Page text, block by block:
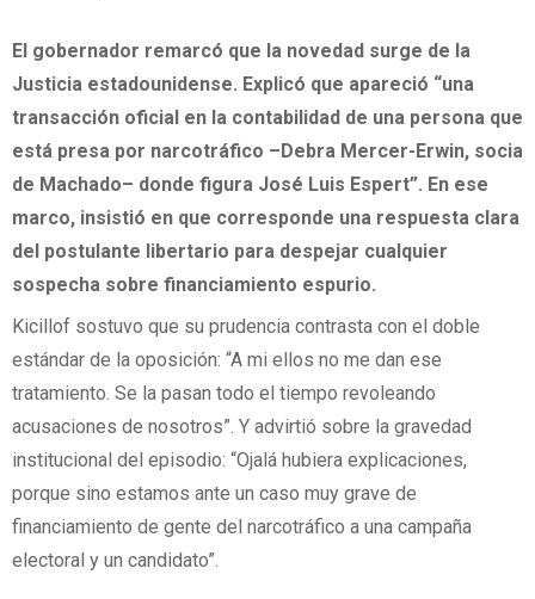
El gobernador remarcó que la novedad surge de la
Justicia estadounidense. Explicó que apareció “una
transacción oficial en la contabilidad de una persona que
está presa por narcotráfico –Debra Mercer-Erwin, socia
de Machado– donde figura José Luis Espert”. En ese
marco, insistió en que corresponde una respuesta clara
del postulante libertario para despejar cualquier
sospecha sobre financiamiento espurio.
Kicillof sostuvo que su prudencia contrasta con el doble
estándar de la oposición: “A mi ellos no me dan ese
tratamiento. Se la pasan todo el tiempo revoleando
acusaciones de nosotros”. Y advirtió sobre la gravedad
institucional del episodio: “Ojalá hubiera explicaciones,
porque sino estamos ante un caso muy grave de
financiamiento de gente del narcotráfico a una campaña
electoral y un candidato”.